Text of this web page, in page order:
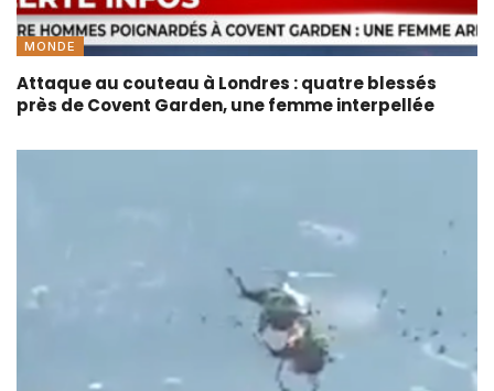
MONDE
Attaque au couteau à Londres : quatre blessés
près de Covent Garden, une femme interpellée